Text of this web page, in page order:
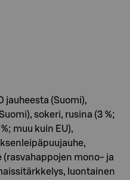
jauheesta (Suomi),
sokeri, rusina (3 %;
muu kuin EU),
mono- ja
luontainen